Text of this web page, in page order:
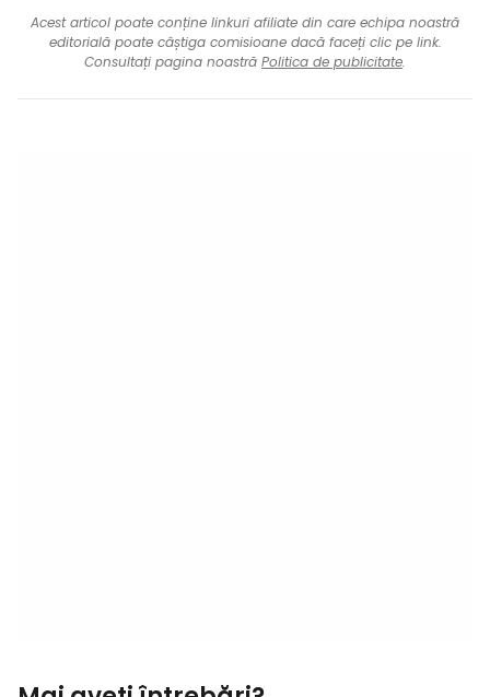
Acest articol poate conține linkuri afiliate din care echipa noastră
editorială poate câștiga comisioane dacă faceți clic pe link.
Consultați pagina noastră Politica de publicitate.